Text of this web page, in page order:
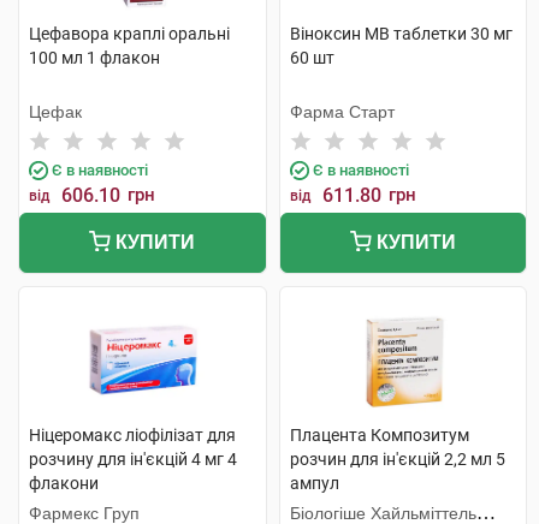
Цефавора краплі оральні
100 мл 1 флакон
Цефак
Є в наявності
від 606.10 грн
КУПИТИ
Віноксин МВ таблетки 30 мг
60 шт
Фарма Старт
Є в наявності
від 611.80 грн
КУПИТИ
Ніцеромакс ліофілізат для
розчину для ін'єкцій 4 мг 4
флакони
Фармекс Груп
Плацента Композитум
розчин для ін'єкцій 2,2 мл 5
ампул
Біологіше Хайльміттель